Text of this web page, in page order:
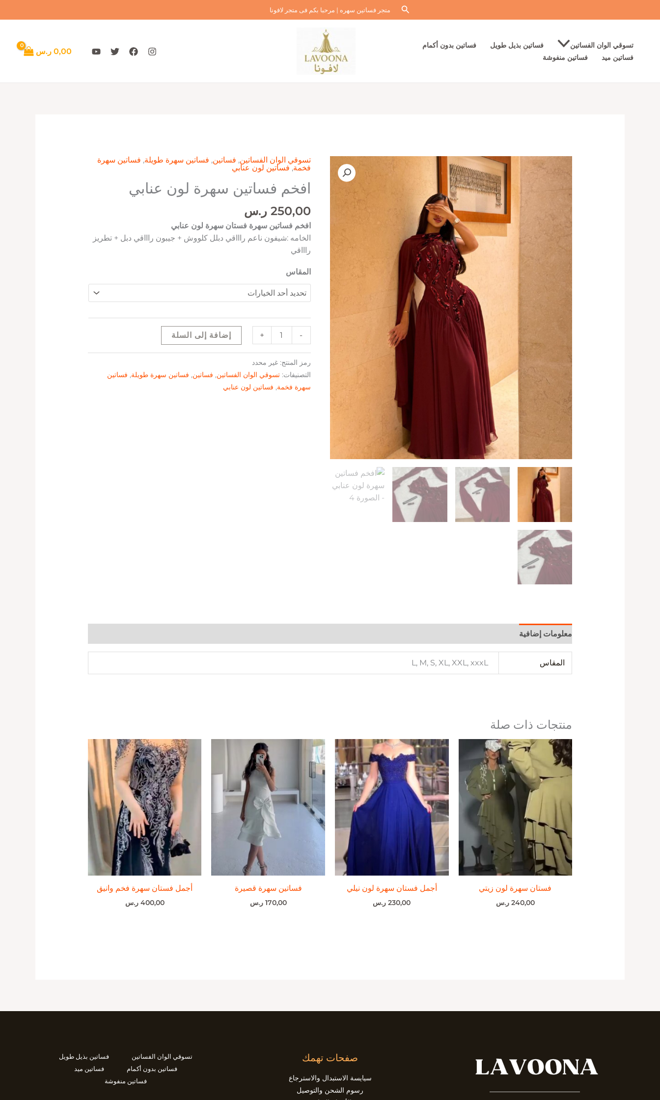
إلى
البحثمتجر فساتين سهره | مرحبا بكم فى متجر لافونا
تسوقي الوان الفساتين فساتين بذيل طويل
فساتين بدون أكمام
فساتين ميد
فساتين منفوشة
0,00 ر.س
تسوقي الوان الفساتين, فساتين, فساتين سهرة طويلة, فساتين سهرة
فخمة, فساتين لون عنابي
افخم فساتين سهرة لون عنابي
250,00 ر.س
افخم فساتين سهرة فستان سهرة لون عنابي
الخامه :شيفون ناعم راااقي دبلل كلووش + جيبون راااقي دبل + تطريز
راااقي
المقاس
-
افخم
فساتين
سهرة
عنابي
+ إضافة إلى السلة
رمز المنتج:غير محدد
التصنيفات:تسوقي الوان الفساتين, فساتين, فساتين سهرة طويلة, فساتين
سهرة فخمة, فساتين لون عنابي
معلومات إضافية
المقاس L, M, S, XL, XXL, xxxL
منتجات ذات صلة
فستان سهرة لون زيتي
240,00 ر.س
أجمل فستان سهرة لون نيلي
230,00 ر.س
فساتين سهرة قصيرة
170,00 ر.س
أجمل فستان سهرة فخم وانيق
400,00 ر.س
صفحات تهمك
سيايسة الاستبدال والاسترجاع
رسوم الشحن والتوصيل
تسوقي الوان الفساتين
فساتين بذيل طويل
فساتين بدون أكمام
فساتين ميد
فساتين منفوشة